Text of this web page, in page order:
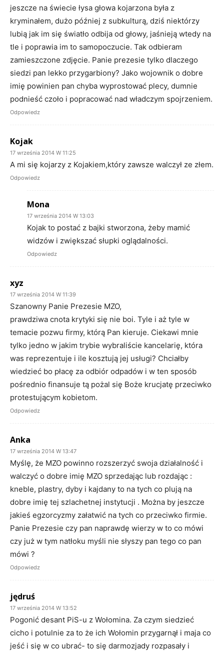
jeszcze na świecie łysa głowa kojarzona była z
kryminałem, dużo później z subkulturą, dziś niektórzy
lubią jak im się światło odbija od głowy, jaśnieją wtedy na
tle i poprawia im to samopoczucie. Tak odbieram
zamieszczone zdjęcie. Panie prezesie tylko dlaczego
siedzi pan lekko przygarbiony? Jako wojownik o dobre
imię powinien pan chyba wyprostować plecy, dumnie
podnieść czoło i popracować nad władczym spojrzeniem.
Odpowiedz
Kojak
17 września 2014 W 11:25
A mi się kojarzy z Kojakiem,który zawsze walczył ze złem.
Odpowiedz
Mona
17 września 2014 W 13:03
Kojak to postać z bajki stworzona, żeby mamić
widzów i zwiększać słupki oglądalności.
Odpowiedz
xyz
17 września 2014 W 11:39
Szanowny Panie Prezesie MZO,
prawdziwa cnota krytyki się nie boi. Tyle i aż tyle w
temacie pozwu firmy, którą Pan kieruje. Ciekawi mnie
tylko jedno w jakim trybie wybraliście kancelarię, która
was reprezentuje i ile kosztują jej usługi? Chciałby
wiedzieć bo płacę za odbiór odpadów i w ten sposób
pośrednio finansuje tą pożal się Boże krucjatę przeciwko
protestującym kobietom.
Odpowiedz
Anka
17 września 2014 W 13:47
Myślę, że MZO powinno rozszerzyć swoja działalność i
walczyć o dobre imię MZO sprzedając lub rozdając :
kneble, plastry, dyby i kajdany to na tych co plują na
dobre imię tej szlachetnej instytucji . Można by jeszcze
jakieś egzorcyzmy załatwić na tych co przeciwko firmie.
Panie Prezesie czy pan naprawdę wierzy w to co mówi
czy już w tym natłoku myśli nie słyszy pan tego co pan
mówi ?
Odpowiedz
jędruś
17 września 2014 W 13:52
Pogonić desant PiS-u z Wołomina. Za czym siedzieć
cicho i potulnie za to że ich Wołomin przygarnął i maja co
jeść i się w co ubrać- to się darmozjady rozpasały i